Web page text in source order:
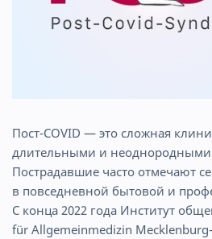
Пост-COVID — это сложная
длительными и
Пострадавшие часто отмечают
в повседневной бытовой и
С конца 2022 года Институт
für Allgemeinmedizin